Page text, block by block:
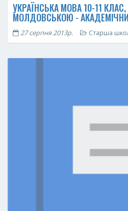
УКРАЇНСЬКА МОВА 10-11
МОЛДОВСЬКОЮ -
27 серпня 2013р. Старша